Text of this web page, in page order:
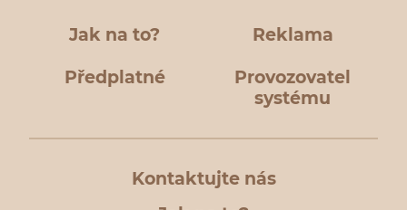
Jak na to? Reklama
Předplatné
Provozovatel
systému
Kontaktujte nás